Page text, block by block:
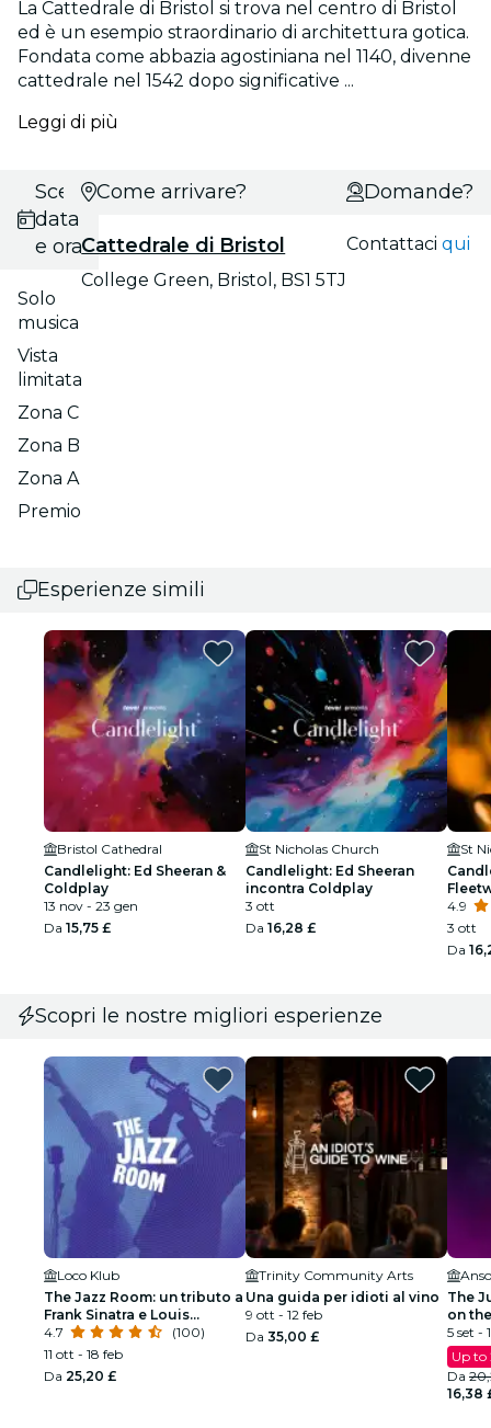
La Cattedrale di Bristol si trova nel centro di Bristol
ed è un esempio straordinario di architettura gotica.
Fondata come abbazia agostiniana nel 1140, divenne
cattedrale nel 1542 dopo significative ...
Leggi di più
Scegli
data
e ora
Solo
musica
Vista
limitata
Zona C
Zona B
Zona A
Premio
Come arrivare?
Cattedrale di Bristol
College Green, Bristol, BS1 5TJ
Domande?
Contattaciqui
Esperienze simili
Bristol Cathedral
Candlelight: Ed Sheeran &
Coldplay
13 nov - 23 gen
Da 15,75 £
St Nicholas Church
Candlelight: Ed Sheeran
incontra Coldplay
3 ott
Da 16,28 £
St
4.9
3 ott
Da
Scopri le nostre migliori esperienze
Loco Klub
The Jazz Room: un tributo a
Frank Sinatra e Louis
Armstrong
4.7
(100)
11 ott - 18 feb
Da 25,20 £
Trinity Community Arts
Una guida per idioti al vino
9 ott - 12 feb
Da 35,00 £
The
on
5 set -
Up to
Da
16,38